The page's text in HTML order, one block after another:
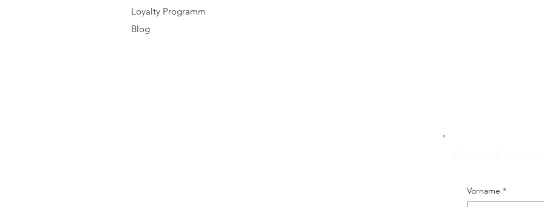
Loyalty Programm
Blog
Vorname *